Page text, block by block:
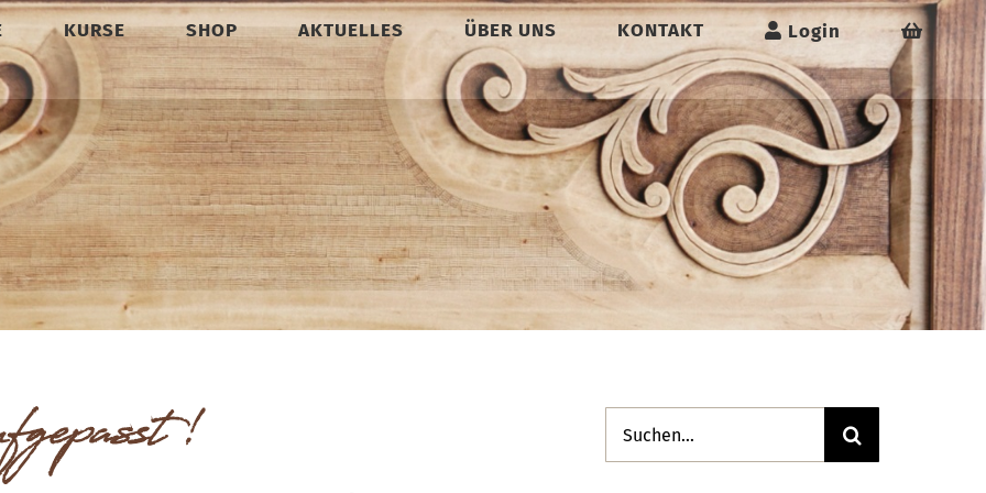
KURSE SHOP AKTUELLES ÜBER UNS KONTAKT Login
Suche
nach: